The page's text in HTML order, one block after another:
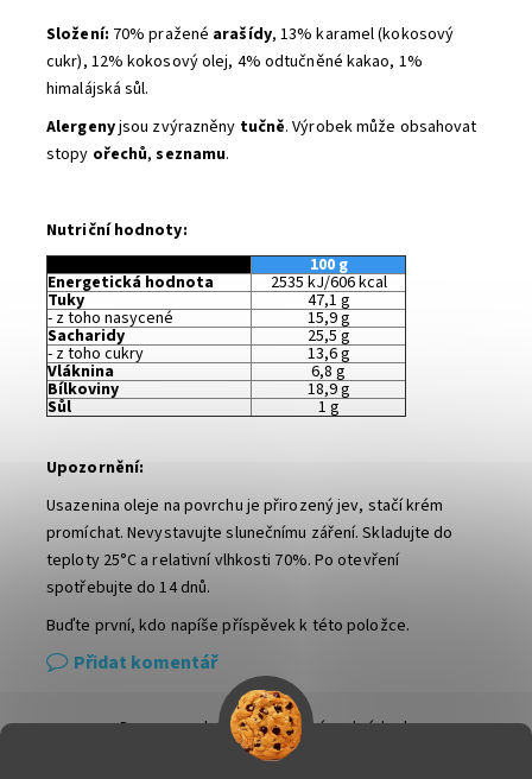
Složení: 70% pražené arašídy, 13% karamel (kokosový
cukr), 12% kokosový olej, 4% odtučněné kakao, 1%
himalájská sůl.
Alergenyjsou zvýrazněny tučně.Výrobek může obsahovat
stopy ořechů,seznamu.
Nutriční hodnoty:
100 g
Energetická hodnota 2535 kJ/606 kcal
Tuky 47,1 g
- z toho nasycené 15,9 g
Sacharidy 25,5 g
- z toho cukry 13,6 g
Vláknina 6,8 g
Bílkoviny 18,9 g
Sůl 1 g
Upozornění:
Usazenina oleje na povrchu je přirozený jev, stačí krém
promíchat.Nevystavujte slunečnímu záření.Skladujte do
teploty 25°C a relativní vlhkosti 70%. Po otevření
spotřebujte do 14 dnů.
Buďte první, kdo napíše příspěvek k této položce.
Přidat komentář
Doprava a platba | Obchodní podmínky |
| Info k nákupu & reklamační řád
Kontakty